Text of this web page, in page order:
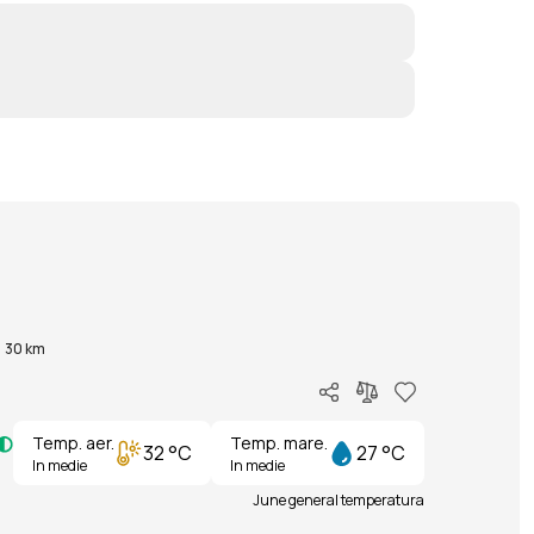
30 km
Temp. aer.
In medie 32 °C Temp. mare.
In medie 27 °C
June general temperatura